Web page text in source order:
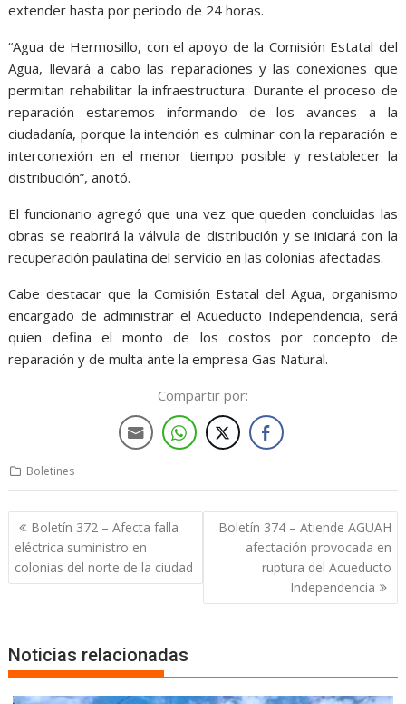
extender hasta por periodo de 24 horas.
“Agua de Hermosillo, con el apoyo de la Comisión Estatal del
Agua, llevará a cabo las reparaciones y las conexiones que
permitan rehabilitar la infraestructura. Durante el proceso de
reparación estaremos informando de los avances a la
ciudadanía, porque la intención es culminar con la reparación e
interconexión en el menor tiempo posible y restablecer la
distribución”, anotó.
El funcionario agregó que una vez que queden concluidas las
obras se reabrirá la válvula de distribución y se iniciará con la
recuperación paulatina del servicio en las colonias afectadas.
Cabe destacar que la Comisión Estatal del Agua, organismo
encargado de administrar el Acueducto Independencia, será
quien defina el monto de los costos por concepto de
reparación y de multa ante la empresa Gas Natural.
Compartir por:
Boletines
Boletín 372 – Afecta falla
eléctrica suministro en
colonias del norte de la ciudad
Boletín 374 – Atiende AGUAH
afectación provocada en
ruptura del Acueducto
Independencia
Noticias relacionadas